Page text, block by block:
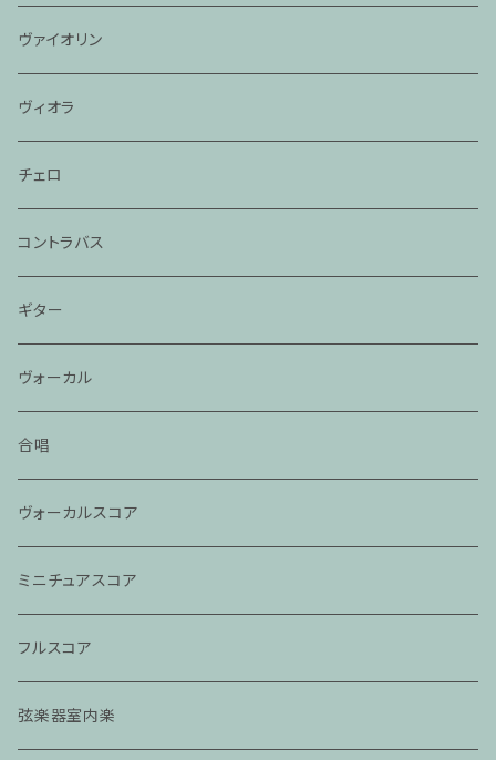
ヴァイオリン
ヴィオラ
チェロ
コントラバス
ギター
ヴォーカル
合唱
ヴォーカルスコア
ミニチュアスコア
フルスコア
弦楽器室内楽